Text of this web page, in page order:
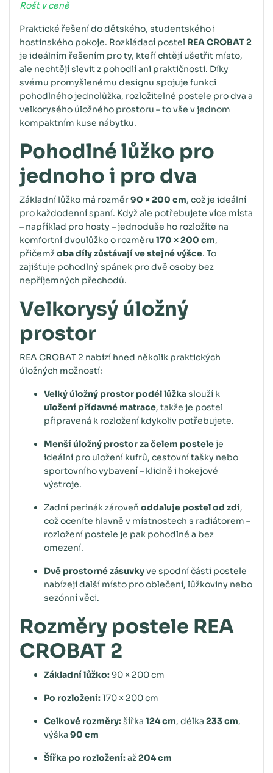
Rošt v ceně
Praktické řešení do dětského, studentského i
hostinského pokoje. Rozkládací postel REA CROBAT 2
je ideálním řešením pro ty, kteří chtějí ušetřit místo,
ale nechtějí slevit z pohodlí ani praktičnosti. Díky
svému promyšlenému designu spojuje funkci
pohodlného jednolůžka, rozložitelné postele pro dva a
velkorysého úložného prostoru – to vše v jednom
kompaktním kuse nábytku.
Pohodlné lůžko pro
jednoho i pro dva
Základní lůžko má rozměr90 × 200 cm, což je ideální
pro každodenní spaní. Když ale potřebujete více místa
– například pro hosty – jednoduše ho rozložíte na
komfortní dvoulůžko o rozměru 170 × 200 cm,
přičemž oba díly zůstávají ve stejné výšce. To
zajišťuje pohodlný spánek pro dvě osoby bez
nepříjemných přechodů.
Velkorysý úložný
prostor
REA CROBAT 2 nabízí hned několik praktických
úložných možností:
Velký úložný prostor podél lůžkaslouží k
uložení přídavné matrace, takže je postel
připravená k rozložení kdykoliv potřebujete.
Menší úložný prostor za čelem posteleje
ideální pro uložení kufrů, cestovní tašky nebo
sportovního vybavení – klidně i hokejové
výstroje.
Zadní perinák zároveň oddaluje postel od zdi,
což oceníte hlavně v místnostech s radiátorem –
rozložení postele je pak pohodlné a bez
omezení.
Dvě prostorné zásuvkyve spodní části postele
nabízejí další místo pro oblečení, lůžkoviny nebo
sezónní věci.
Rozměry postele REA
CROBAT 2
Základní lůžko:90 × 200 cm
Po rozložení:170 × 200 cm
Celkové rozměry:šířka 124 cm, délka 233 cm,
výška 90 cm
Šířka po rozložení:až 204 cm